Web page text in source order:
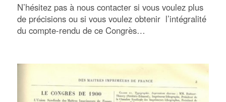
N’hésitez pas à nous contacter si vous voulez plus
de précisions ou si vous voulez obtenir l’intégralité
du compte-rendu de ce Congrès…